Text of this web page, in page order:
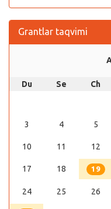
Grantlar taqvimi
Du Se Ch
3 4 5
10 11 12
17 18 19
24 25 26